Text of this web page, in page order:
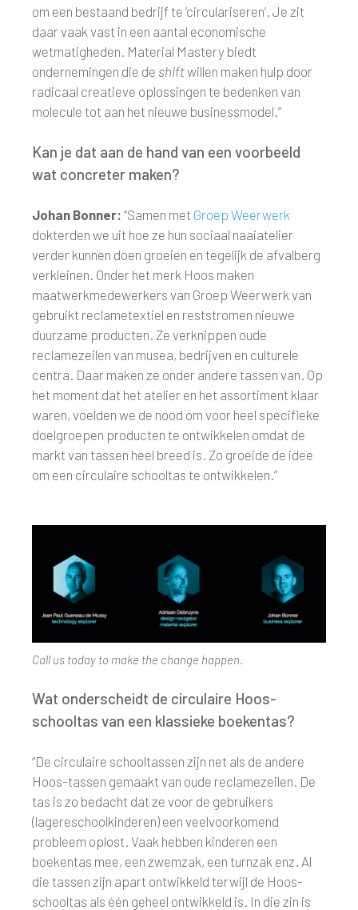
om een bestaand bedrijf te ‘circulariseren’. Je zit
daar vaak vast in een aantal economische
wetmatigheden. Material Mastery biedt
ondernemingen die de shiftwillen maken hulp door
radicaal creatieve oplossingen te bedenken van
molecule tot aan het nieuwe businessmodel.”
Kan je dat aan de hand van een voorbeeld
wat concreter maken?
Johan Bonner: “Samen met Groep Weerwerk
dokterden we uit hoe ze hun sociaal naaiatelier
verder kunnen doen groeien en tegelijk de afvalberg
verkleinen. Onder het merk Hoos maken
maatwerkmedewerkers van Groep Weerwerk van
gebruikt reclametextiel en reststromen nieuwe
duurzame producten. Ze verknippen oude
reclamezeilen van musea, bedrijven en culturele
centra. Daar maken ze onder andere tassen van. Op
het moment dat het atelier en het assortiment klaar
waren, voelden we de nood om voor heel specifieke
doelgroepen producten te ontwikkelen omdat de
markt van tassen heel breed is. Zo groeide de idee
om een circulaire schooltas te ontwikkelen.”
Call us today to make the change happen.
Wat onderscheidt de circulaire Hoos-
schooltas van een klassieke boekentas?
“De circulaire schooltassen zijn net als de andere
Hoos-tassen gemaakt van oude reclamezeilen. De
tas is zo bedacht dat ze voor de gebruikers
(lagereschoolkinderen) een veelvoorkomend
probleem oplost. Vaak hebben kinderen een
boekentas mee, een zwemzak, een turnzak enz. Al
die tassen zijn apart ontwikkeld terwijl de Hoos-
schooltas als één geheel ontwikkeld is. In die zin is